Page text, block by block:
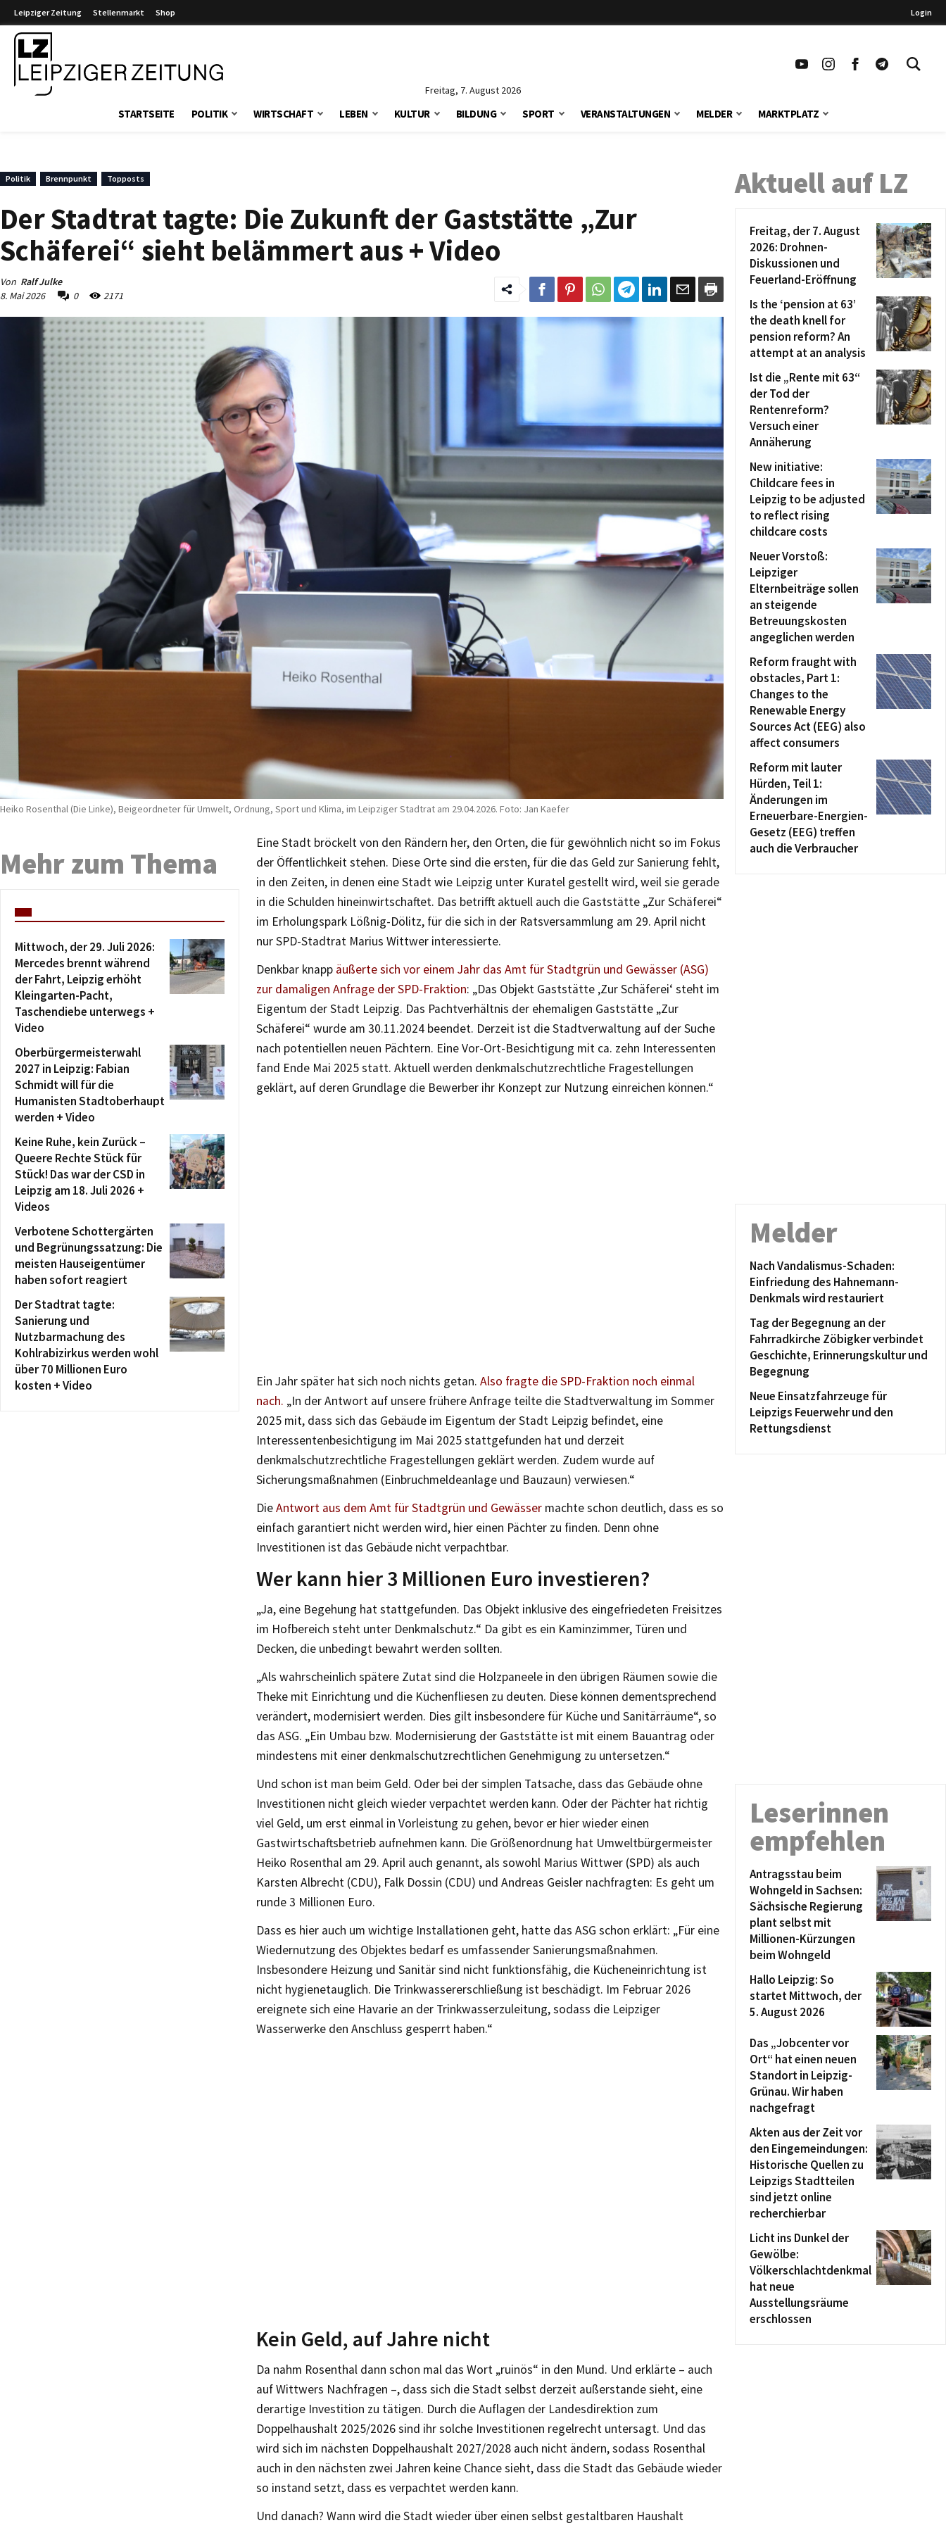
Leipziger Zeitung Stellenmarkt Shop Login
Freitag, 7. August 2026
STARTSEITE POLITIK WIRTSCHAFT LEBEN KULTUR BILDUNG SPORT VERANSTALTUNGEN MELDER MARKTPLATZ
Politik Brennpunkt Topposts
Der Stadtrat tagte: Die Zukunft der Gaststätte „Zur
Schäferei“ sieht belämmert aus + Video
Von Ralf Julke
8. Mai 2026
0 2171
Heiko Rosenthal (Die Linke), Beigeordneter für Umwelt, Ordnung, Sport und Klima, im Leipziger Stadtrat am 29.04.2026. Foto: Jan Kaefer
Eine Stadt bröckelt von den Rändern her, den Orten, die für gewöhnlich nicht so im Fokus
der Öffentlichkeit stehen. Diese Orte sind die ersten, für die das Geld zur Sanierung fehlt,
in den Zeiten, in denen eine Stadt wie Leipzig unter Kuratel gestellt wird, weil sie gerade
in die Schulden hineinwirtschaftet. Das betrifft aktuell auch die Gaststätte „Zur Schäferei“
im Erholungspark Lößnig-Dölitz, für die sich in der Ratsversammlung am 29. April nicht
nur SPD-Stadtrat Marius Wittwer interessierte.
Denkbar knapp äußerte sich vor einem Jahr das Amt für Stadtgrün und Gewässer (ASG)
zur damaligen Anfrage der SPD-Fraktion: „Das Objekt Gaststätte ‚Zur Schäferei‘ steht im
Eigentum der Stadt Leipzig. Das Pachtverhältnis der ehemaligen Gaststätte „Zur
Schäferei“ wurde am 30.11.2024 beendet. Derzeit ist die Stadtverwaltung auf der Suche
nach potentiellen neuen Pächtern. Eine Vor-Ort-Besichtigung mit ca. zehn Interessenten
fand Ende Mai 2025 statt. Aktuell werden denkmalschutzrechtliche Fragestellungen
geklärt, auf deren Grundlage die Bewerber ihr Konzept zur Nutzung einreichen können.“
Ein Jahr später hat sich noch nichts getan. Also fragte die SPD-Fraktion noch einmal
nach. „In der Antwort auf unsere frühere Anfrage teilte die Stadtverwaltung im Sommer
2025 mit, dass sich das Gebäude im Eigentum der Stadt Leipzig befindet, eine
Interessentenbesichtigung im Mai 2025 stattgefunden hat und derzeit
denkmalschutzrechtliche Fragestellungen geklärt werden. Zudem wurde auf
Sicherungsmaßnahmen (Einbruchmeldeanlage und Bauzaun) verwiesen.“
DieAntwort aus dem Amt für Stadtgrün und Gewässer machte schon deutlich, dass es so
einfach garantiert nicht werden wird, hier einen Pächter zu finden. Denn ohne
Investitionen ist das Gebäude nicht verpachtbar.
Wer kann hier 3 Millionen Euro investieren?
„Ja, eine Begehung hat stattgefunden. Das Objekt inklusive des eingefriedeten Freisitzes
im Hofbereich steht unter Denkmalschutz.“ Da gibt es ein Kaminzimmer, Türen und
Decken, die unbedingt bewahrt werden sollten.
„Als wahrscheinlich spätere Zutat sind die Holzpaneele in den übrigen Räumen sowie die
Theke mit Einrichtung und die Küchenfliesen zu deuten. Diese können dementsprechend
verändert, modernisiert werden. Dies gilt insbesondere für Küche und Sanitärräume“, so
das ASG. „Ein Umbau bzw. Modernisierung der Gaststätte ist mit einem Bauantrag oder
mindestens mit einer denkmalschutzrechtlichen Genehmigung zu untersetzen.“
Und schon ist man beim Geld. Oder bei der simplen Tatsache, dass das Gebäude ohne
Investitionen nicht gleich wieder verpachtet werden kann. Oder der Pächter hat richtig
viel Geld, um erst einmal in Vorleistung zu gehen, bevor er hier wieder einen
Gastwirtschaftsbetrieb aufnehmen kann. Die Größenordnung hat Umweltbürgermeister
Heiko Rosenthal am 29. April auch genannt, als sowohl Marius Wittwer (SPD) als auch
Karsten Albrecht (CDU), Falk Dossin (CDU) und Andreas Geisler nachfragten: Es geht um
runde 3 Millionen Euro.
Dass es hier auch um wichtige Installationen geht, hatte das ASG schon erklärt: „Für eine
Wiedernutzung des Objektes bedarf es umfassender Sanierungsmaßnahmen.
Insbesondere Heizung und Sanitär sind nicht funktionsfähig, die Kücheneinrichtung ist
nicht hygienetauglich. Die Trinkwassererschließung ist beschädigt. Im Februar 2026
ereignete sich eine Havarie an der Trinkwasserzuleitung, sodass die Leipziger
Wasserwerke den Anschluss gesperrt haben.“
Kein Geld, auf Jahre nicht
Da nahm Rosenthal dann schon mal das Wort „ruinös“ in den Mund. Und erklärte – auch
auf Wittwers Nachfragen –, dass sich die Stadt selbst derzeit außerstande sieht, eine
derartige Investition zu tätigen. Durch die Auflagen der Landesdirektion zum
Doppelhaushalt 2025/2026 sind ihr solche Investitionen regelrecht untersagt. Und das
wird sich im nächsten Doppelhaushalt 2027/2028 auch nicht ändern, sodass Rosenthal
auch in den nächsten zwei Jahren keine Chance sieht, dass die Stadt das Gebäude wieder
so instand setzt, dass es verpachtet werden kann.
Und danach? Wann wird die Stadt wieder über einen selbst gestaltbaren Haushalt
Mehr zum Thema
Mittwoch, der 29. Juli 2026:
Mercedes brennt während
der Fahrt, Leipzig erhöht
Kleingarten-Pacht,
Taschendiebe unterwegs +
Video
Oberbürgermeisterwahl
2027 in Leipzig: Fabian
Schmidt will für die
Humanisten Stadtoberhaupt
werden + Video
Keine Ruhe, kein Zurück –
Queere Rechte Stück für
Stück! Das war der CSD in
Leipzig am 18. Juli 2026 +
Videos
Verbotene Schottergärten
und Begrünungssatzung: Die
meisten Hauseigentümer
haben sofort reagiert
Der Stadtrat tagte:
Sanierung und
Nutzbarmachung des
Kohlrabizirkus werden wohl
über 70 Millionen Euro
kosten + Video
Aktuell auf LZ
Freitag, der 7. August
2026: Drohnen-
Diskussionen und
Feuerland-Eröffnung
Is the ‘pension at 63’
the death knell for
pension reform? An
attempt at an analysis
Ist die „Rente mit 63“
der Tod der
Rentenreform?
Versuch einer
Annäherung
New initiative:
Childcare fees in
Leipzig to be adjusted
to reflect rising
childcare costs
Neuer Vorstoß:
Leipziger
Elternbeiträge sollen
an steigende
Betreuungskosten
angeglichen werden
Reform fraught with
obstacles, Part 1:
Changes to the
Renewable Energy
Sources Act (EEG) also
affect consumers
Reform mit lauter
Hürden, Teil 1:
Änderungen im
Erneuerbare-Energien-
Gesetz (EEG) treffen
auch die Verbraucher
Melder
Nach Vandalismus-Schaden:
Einfriedung des Hahnemann-
Denkmals wird restauriert
Tag der Begegnung an der
Fahrradkirche Zöbigker verbindet
Geschichte, Erinnerungskultur und
Begegnung
Neue Einsatzfahrzeuge für
Leipzigs Feuerwehr und den
Rettungsdienst
Leserinnen
empfehlen
Antragsstau beim
Wohngeld in Sachsen:
Sächsische Regierung
plant selbst mit
Millionen-Kürzungen
beim Wohngeld
Hallo Leipzig: So
startet Mittwoch, der
5. August 2026
Das „Jobcenter vor
Ort“ hat einen neuen
Standort in Leipzig-
Grünau. Wir haben
nachgefragt
Akten aus der Zeit vor
den Eingemeindungen:
Historische Quellen zu
Leipzigs Stadtteilen
sind jetzt online
recherchierbar
Licht ins Dunkel der
Gewölbe:
Völkerschlachtdenkmal
hat neue
Ausstellungsräume
erschlossen